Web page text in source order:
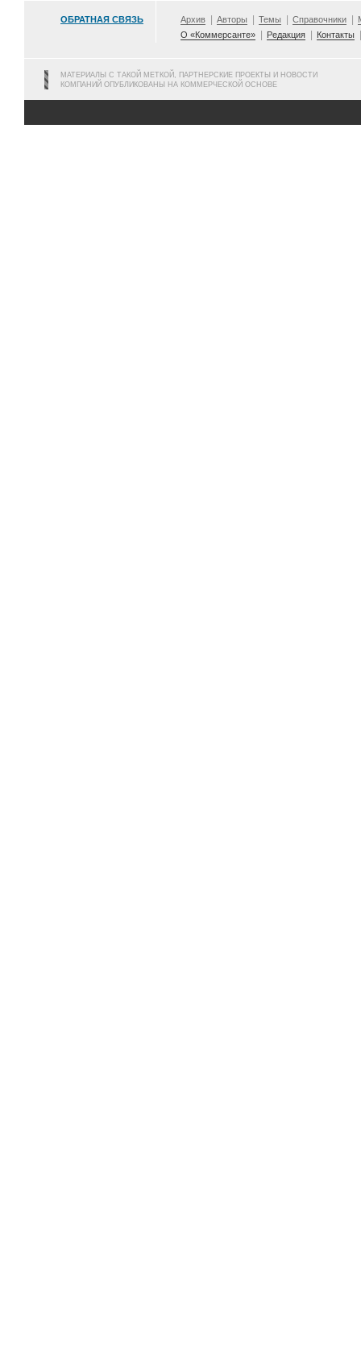
ОБРАТНАЯ СВЯЗЬ Архив Авторы Темы Справочники
О «Коммерсанте»
Редакция Контакты
МАТЕРИАЛЫ С ТАКОЙ МЕТКОЙ, ПАРТНЕРСКИЕ ПРОЕКТЫ И НОВОСТИ
КОМПАНИЙ ОПУБЛИКОВАНЫ НА КОММЕРЧЕСКОЙ ОСНОВЕ